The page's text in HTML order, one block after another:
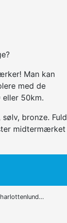
Man kan
med de
50km.
bronze. Fuld
midtermærket